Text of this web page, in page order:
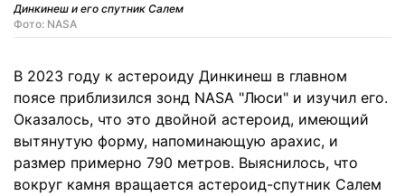
Динкинеш и его спутник Салем
Фото: NASA
В 2023 году к астероиду Динкинеш в главном
поясе приблизился зонд NASA "Люси" и изучил его.
Оказалось, что это двойной астероид, имеющий
вытянутую форму, напоминающую арахис, и
размер примерно 790 метров. Выяснилось, что
вокруг камня вращается астероид-спутник Салем